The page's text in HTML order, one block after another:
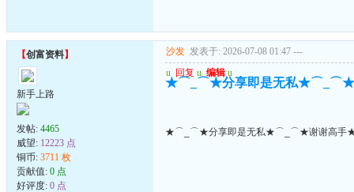
【创富资料】
新手上路
发帖: 4465
威望: 12223 点
铜币: 3711 枚
贡献值: 0 点
好评度: 0 点
沙发 发表于: 2026-07-08 01:47 ---
u 回复 u 编辑 u
★⌒_⌒★分享即是无私
★⌒_⌒★分享即是无私★⌒_⌒★谢谢高